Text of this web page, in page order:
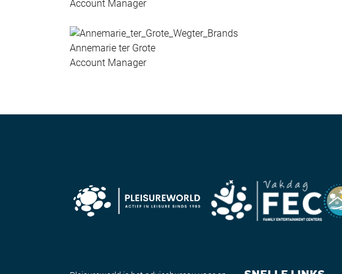
Account Manager
Annemarie ter Grote
Account Manager